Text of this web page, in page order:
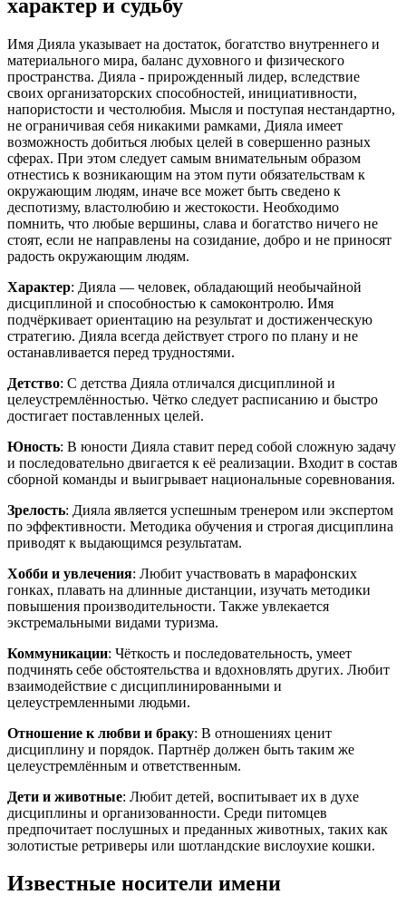
характер и судьбу
Имя Дияла указывает на достаток, богатство внутреннего и
материального мира, баланс духовного и физического
пространства. Дияла - прирожденный лидер, вследствие
своих организаторских способностей, инициативности,
напористости и честолюбия. Мысля и поступая нестандартно,
не ограничивая себя никакими рамками, Дияла имеет
возможность добиться любых целей в совершенно разных
сферах. При этом следует самым внимательным образом
отнестись к возникающим на этом пути обязательствам к
окружающим людям, иначе все может быть сведено к
деспотизму, властолюбию и жестокости. Необходимо
помнить, что любые вершины, слава и богатство ничего не
стоят, если не направлены на созидание, добро и не приносят
радость окружающим людям.
Характер: Дияла — человек, обладающий необычайной
дисциплиной и способностью к самоконтролю. Имя
подчёркивает ориентацию на результат и достиженческую
стратегию. Дияла всегда действует строго по плану и не
останавливается перед трудностями.
Детство: С детства Дияла отличался дисциплиной и
целеустремлённостью. Чётко следует расписанию и быстро
достигает поставленных целей.
Юность: В юности Дияла ставит перед собой сложную задачу
и последовательно двигается к её реализации. Входит в состав
сборной команды и выигрывает национальные соревнования.
Зрелость: Дияла является успешным тренером или экспертом
по эффективности. Методика обучения и строгая дисциплина
приводят к выдающимся результатам.
Хобби и увлечения: Любит участвовать в марафонских
гонках, плавать на длинные дистанции, изучать методики
повышения производительности. Также увлекается
экстремальными видами туризма.
Коммуникации: Чёткость и последовательность, умеет
подчинять себе обстоятельства и вдохновлять других. Любит
взаимодействие с дисциплинированными и
целеустремленными людьми.
Отношение к любви и браку: В отношениях ценит
дисциплину и порядок. Партнёр должен быть таким же
целеустремлённым и ответственным.
Дети и животные: Любит детей, воспитывает их в духе
дисциплины и организованности. Среди питомцев
предпочитает послушных и преданных животных, таких как
золотистые ретриверы или шотландские вислоухие кошки.
Известные носители имени